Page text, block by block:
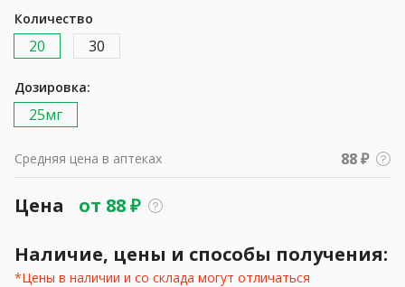
Количество
20 30
Дозировка:
25мг
Средняя цена в аптеках 88 ₽
Цена от 88₽
Наличие, цены и способы получения:
*Цены в наличии и со склада могут отличаться